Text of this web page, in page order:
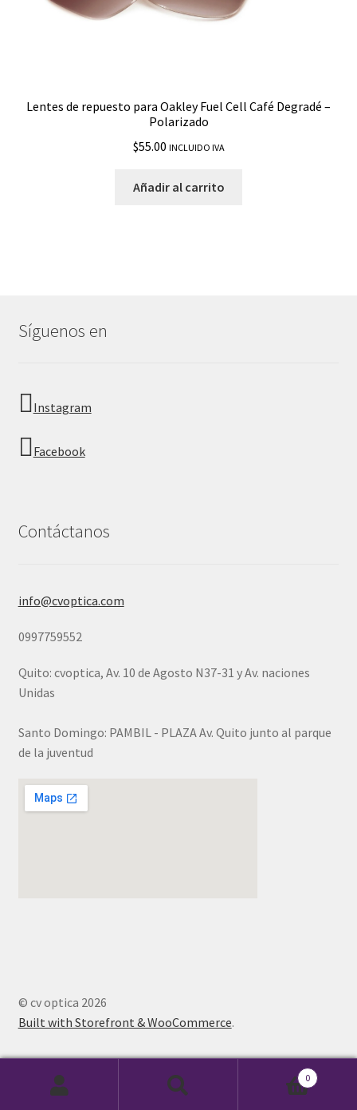
Lentes de repuesto para Oakley Fuel Cell Café Degradé –
Polarizado
$55.00 INCLUIDO IVA
Añadir al carrito
Síguenos en
Instagram
Facebook
Contáctanos
info@cvoptica.com
0997759552
Quito: cvoptica, Av. 10 de Agosto N37-31 y Av. naciones
Unidas
Santo Domingo: PAMBIL - PLAZA Av. Quito junto al parque
de la juventud
© cv optica 2026
Built with Storefront & WooCommerce.
0